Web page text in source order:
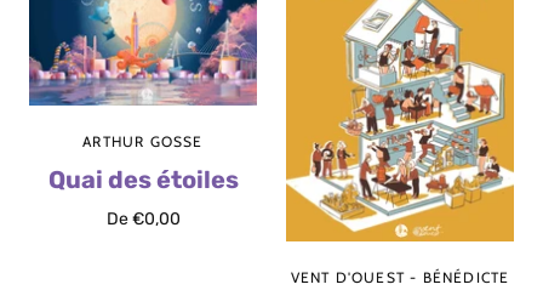
ARTHUR GOSSE
Quai des étoiles
De€0,00
VENT D'OUEST - BÉNÉDICTE